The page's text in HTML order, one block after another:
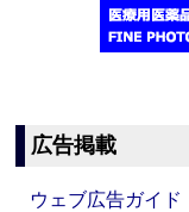
広告掲載
ウェブ広告ガイド